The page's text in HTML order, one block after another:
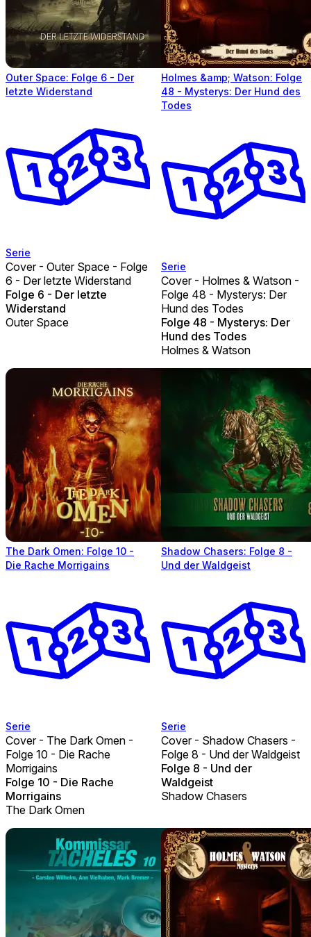
Outer Space: Folge 6 - Der
letzte Widerstand
Serie
Cover - Outer Space - Folge
6 - Der letzte Widerstand
Folge 6 - Der letzte
Widerstand
Outer Space
Holmes &amp; Watson: Folge
48 - Mysterys: Der Hund des
Todes
Serie
Cover - Holmes & Watson -
Folge 48 - Mysterys: Der
Hund des Todes
Folge 48 - Mysterys: Der
Hund des Todes
Holmes & Watson
The Dark Omen: Folge 10 -
Die Rache Morrigains
Serie
Cover - The Dark Omen -
Folge 10 - Die Rache
Morrigains
Folge 10 - Die Rache
Morrigains
The Dark Omen
Shadow Chasers: Folge 8 -
Und der Waldgeist
Serie
Cover - Shadow Chasers -
Folge 8 - Und der Waldgeist
Folge 8 - Und der
Waldgeist
Shadow Chasers